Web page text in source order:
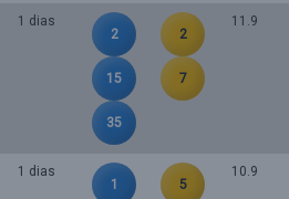
1 dias
2
15
35
2
7
11.9
1 dias
1
5
10.9